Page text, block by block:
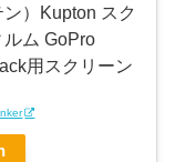
ン）Kupton スク
ルム GoPro
用スクリーン